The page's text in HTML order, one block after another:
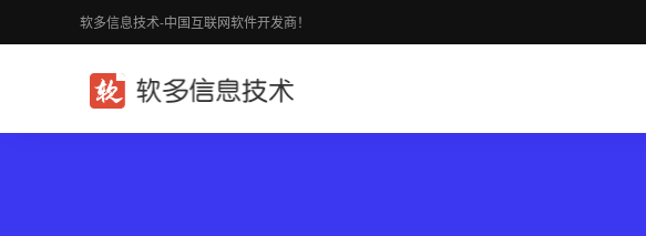
软多信息技术-中国互联网软件开发商！